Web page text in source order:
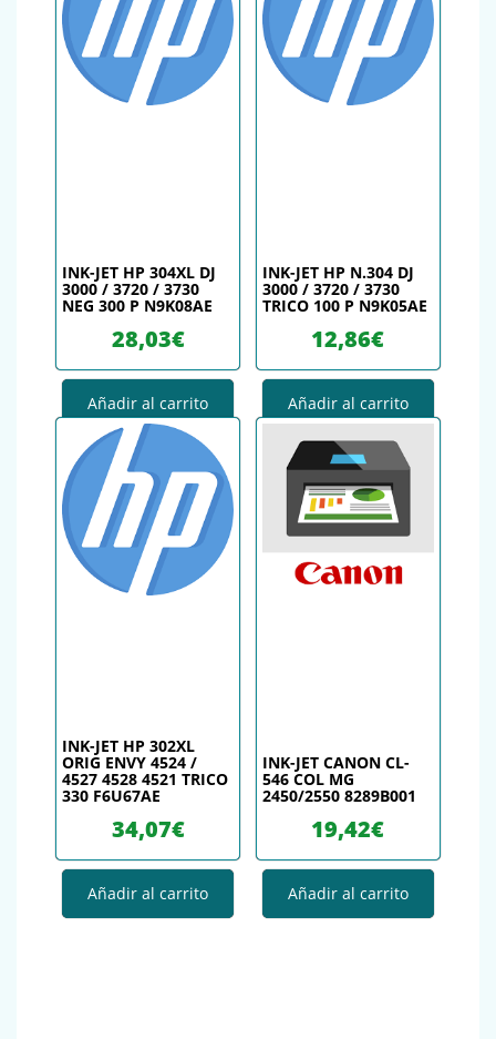
INK-JET HP 304XL DJ
3000 / 3720 / 3730
NEG 300 P N9K08AE
28,03€
Añadir al carrito
INK-JET HP N.304 DJ
3000 / 3720 / 3730
TRICO 100 P N9K05AE
12,86€
Añadir al carrito
INK-JET HP 302XL
ORIG ENVY 4524 /
4527 4528 4521 TRICO
330 F6U67AE
34,07€
Añadir al carrito
INK-JET CANON CL-
546 COL MG
2450/2550 8289B001
19,42€
Añadir al carrito